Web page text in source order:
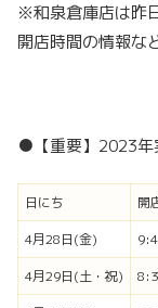
※和泉倉庫店は昨
開店時間の情報な
●【重要】2023年
日にち
開
4月28日(金)
4月29日(土・祝)